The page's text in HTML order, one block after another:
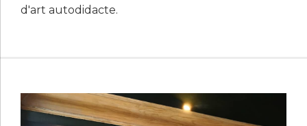
d'art autodidacte.